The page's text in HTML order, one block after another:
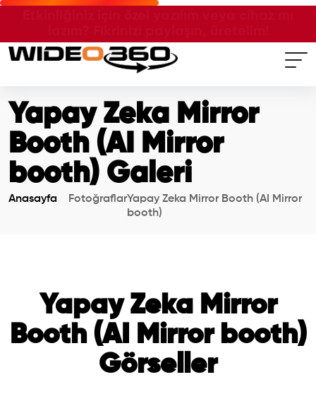
Anasayfa
Hizmetlerimiz
Fotoğraflar
Wideolar
İLETİŞİM
Yapay Zeka Mirror
Booth (AI Mirror
booth) Galeri
Anasayfa FotoğraflarYapay Zeka Mirror Booth (AI Mirror
booth)
Yapay Zeka Mirror
Booth (AI Mirror booth)
Görseller